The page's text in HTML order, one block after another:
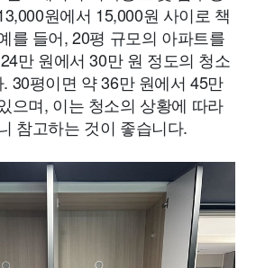
원에서 15,000원 사이로 책
를 들어, 20평 규모의 아파트를
만 원에서 30만 원 정도의 청소
30평이면 약 36만 원에서 45만
으며, 이는 청소의 상황에 따라
참고하는 것이 좋습니다.